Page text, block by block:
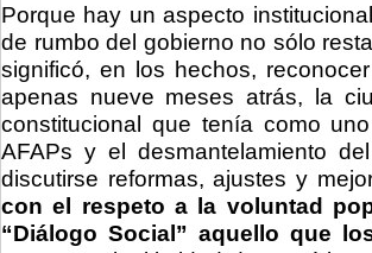
Porque hay un aspecto
de rumbo del gobierno no sólo
significó, en los hechos,
apenas nueve meses atrás, la
constitucional que tenía como
AFAPs y el desmantelamiento
discutirse reformas, ajustes y
con el respeto a la voluntad
“Diálogo Social” aquello que